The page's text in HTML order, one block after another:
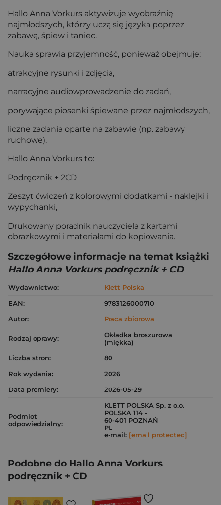
Hallo Anna Vorkurs aktywizuje wyobraźnię
najmłodszych, którzy uczą się języka poprzez
zabawę, śpiew i taniec.
Nauka sprawia przyjemność, ponieważ obejmuje:
atrakcyjne rysunki i zdjęcia,
narracyjne audiowprowadzenie do zadań,
porywające piosenki śpiewane przez najmłodszych,
liczne zadania oparte na zabawie (np. zabawy
ruchowe).
Hallo Anna Vorkurs to:
Podręcznik + 2CD
Zeszyt ćwiczeń z kolorowymi dodatkami - naklejki i
wypychanki,
Drukowany poradnik nauczyciela z kartami
obrazkowymi i materiałami do kopiowania.
Szczegółowe informacje na temat książki
Hallo Anna Vorkurs podręcznik + CD
Wydawnictwo:
Klett Polska
EAN:
9783126000710
Autor:
Praca zbiorowa
Rodzaj oprawy:
Okładka broszurowa
(miękka)
Liczba stron:
80
Rok wydania:
2026
Data premiery:
2026-05-29
Podmiot
odpowiedzialny:
KLETT POLSKA Sp. z o.o.
POLSKA 114 -
60-401 POZNAŃ
PL
e-mail: [email protected]
Podobne do Hallo Anna Vorkurs
podręcznik + CD